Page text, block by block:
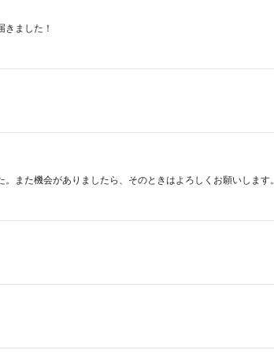
ました！
また機会がありましたら、そのときはよろしくお願いします。